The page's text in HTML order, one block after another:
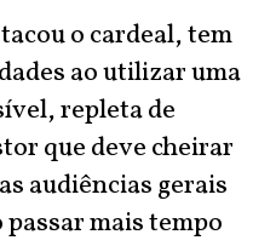
o cardeal, tem
ao utilizar uma
repleta de
que deve cheirar
audiências gerais
mais tempo